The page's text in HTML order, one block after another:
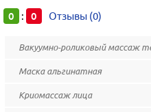
0 : 0 Отзывы (0)
Вакуумно-роликовый массаж
Маска альгинатная
Криомассаж лица